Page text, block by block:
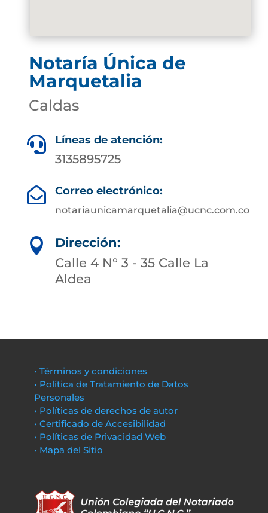
Notaría Única de
Marquetalia
Caldas
 Líneas de atención:
3135895725
 Correo electrónico:
notariaunicamarquetalia@ucnc.com.co

Dirección:
Calle 4 N° 3 - 35 Calle La
Aldea
• Términos y condiciones
• Política de Tratamiento de Datos
Personales
• Políticas de derechos de autor
• Certificado de Accesibilidad
• Políticas de Privacidad Web
• Mapa del Sitio